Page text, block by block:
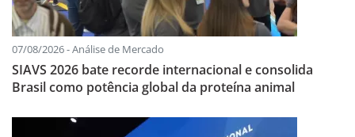
07/08/2026 - Análise de Mercado
SIAVS 2026 bate recorde internacional e consolida
Brasil como potência global da proteína animal